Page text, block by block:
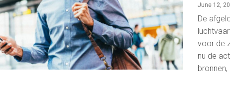
June 12,
De
voor de
nu de